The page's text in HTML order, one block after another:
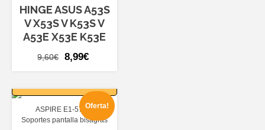
HINGE ASUS A53S
V X53S V K53S V
A53E X53E K53E
9,60€
El
era:
9,60€.
8,99€
8,99€.
Oferta!
ASPIRE E1-571
Soportes pantalla bisagras